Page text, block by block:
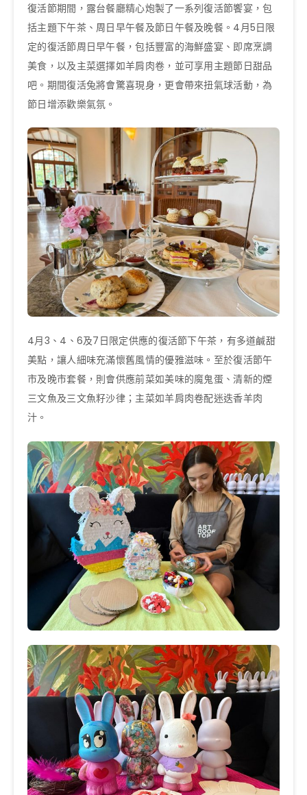
復活節期間，露台餐廳精心炮製了一系列復活節饗宴，包
括主題下午茶、周日早午餐及節日午餐及晚餐。4月5日限
定的復活節周日早午餐，包括豐富的海鮮盛宴、即席烹調
美食，以及主菜選擇如羊肩肉卷，並可享用主題節日甜品
吧。期間復活兔將會驚喜現身，更會帶來扭氣球活動，為
節日增添歡樂氣氛。
4月3、4、6及7日限定供應的復活節下午茶，有多道鹹甜
美點，讓人細味充滿懷舊風情的優雅滋味。至於復活節午
市及晚市套餐，則會供應前菜如美味的魔鬼蛋、清新的煙
三文魚及三文魚籽沙律；主菜如羊肩肉卷配迷迭香羊肉
汁。